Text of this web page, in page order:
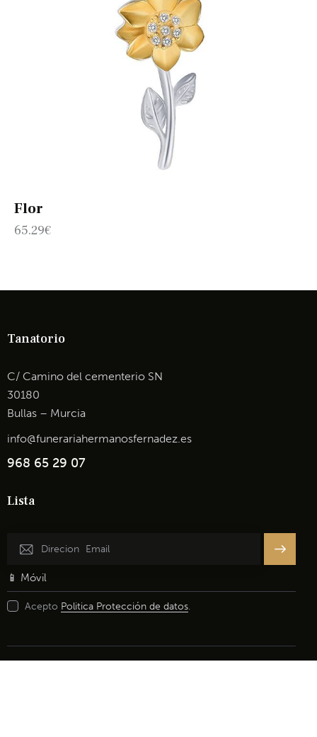
Flor
65.29€
Tanatorio
C/ Camino del cementerio SN
30180
Bullas – Murcia
info@funerariahermanosfernadez.es
968 65 29 07
Lista
Inscribir
Acepto Politica Protección de datos.